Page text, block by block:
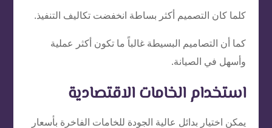
كلما كان التصميم أكثر بساطة انخفضت تكاليف التنفيذ.
كما أن التصاميم البسيطة غالباً ما تكون أكثر عملية
وأسهل في الصيانة.
استخدام الخامات الاقتصادية
يمكن اختيار بدائل عالية الجودة للخامات الفاخرة بأسعار